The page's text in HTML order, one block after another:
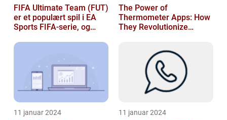
FIFA Ultimate Team (FUT)
er et populært spil i EA
Sports FIFA-serie, og
spæ...
The Power of
Thermometer Apps: How
They Revolutionize
11 januar 2024 11 januar 2024